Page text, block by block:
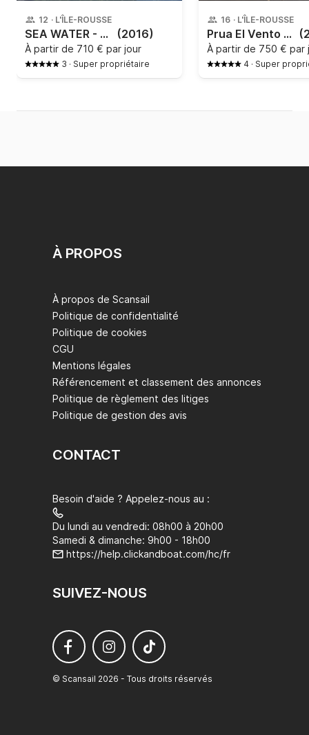
12 · L'ÎLE-ROUSSE
SEA WATER - SMERALDA 250 (2016)
À partir de 710 € par jour
3 · Super propriétaire
16 · L'ÎLE-ROUSSE
Prua El Vento - Thor 8
À partir de 750 € par
4 · Super
À PROPOS
À propos de Scansail
Politique de confidentialité
Politique de cookies
CGU
Mentions légales
Référencement et classement des annonces
Politique de règlement des litiges
Politique de gestion des avis
CONTACT
Besoin d'aide ? Appelez-nous au :
Du lundi au vendredi: 08h00 à 20h00
Samedi & dimanche: 9h00 - 18h00
https://help.clickandboat.com/hc/fr
SUIVEZ-NOUS
© Scansail 2026 - Tous droits réservés